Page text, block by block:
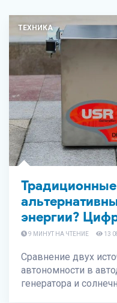
ТЕХНИКА
энергии?
9 МИНУТ НА ЧТЕНИЕ 13
Сравнение двух
автономности в
генератора и